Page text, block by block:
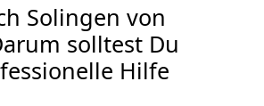
Solingen von
solltest Du
Hilfe